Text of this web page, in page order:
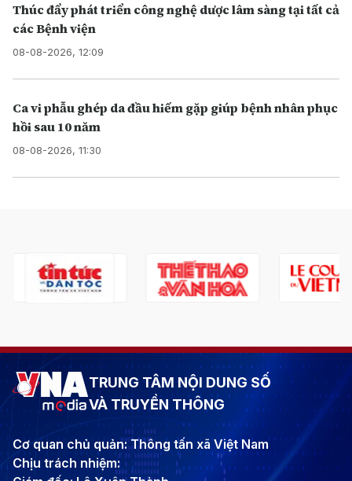
Thúc đẩy phát triển công nghệ dược lâm sàng tại tất cả
các Bệnh viện
08-08-2026, 12:09
Ca vi phẫu ghép da đầu hiếm gặp giúp bệnh nhân phục
hồi sau 10 năm
08-08-2026, 11:30
TRUNG TÂM NỘI DUNG SỐ
VÀ TRUYỀN THÔNG
Cơ quan chủ quản: Thông tấn xã Việt Nam
Chịu trách nhiệm: